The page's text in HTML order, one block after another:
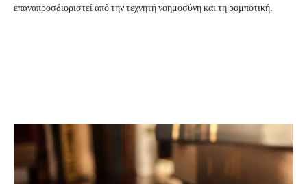
επαναπροσδιοριστεί από την τεχνητή νοημοσύνη και τη ρομποτική.